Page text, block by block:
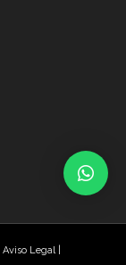
Aviso Legal|